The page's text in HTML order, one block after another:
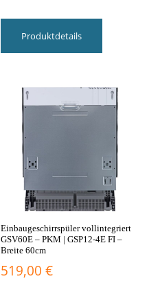
Produktdetails
Einbaugeschirrspüler vollintegriert
GSV60E – PKM | GSP12-4E FI –
Breite 60cm
519,00€